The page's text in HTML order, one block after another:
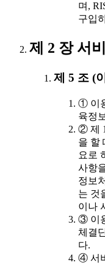
며,
구입
제 2 장 서
제 5 조 (
① 이
육정
② 제
을 할
요로
사항
정보
는 것
이나
③ 이
체결
다.
④ 서